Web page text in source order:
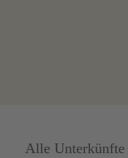
Alle Unterkünfte